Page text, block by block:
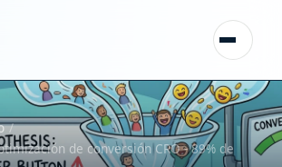
Alternar
de conversión CRO - 89% de